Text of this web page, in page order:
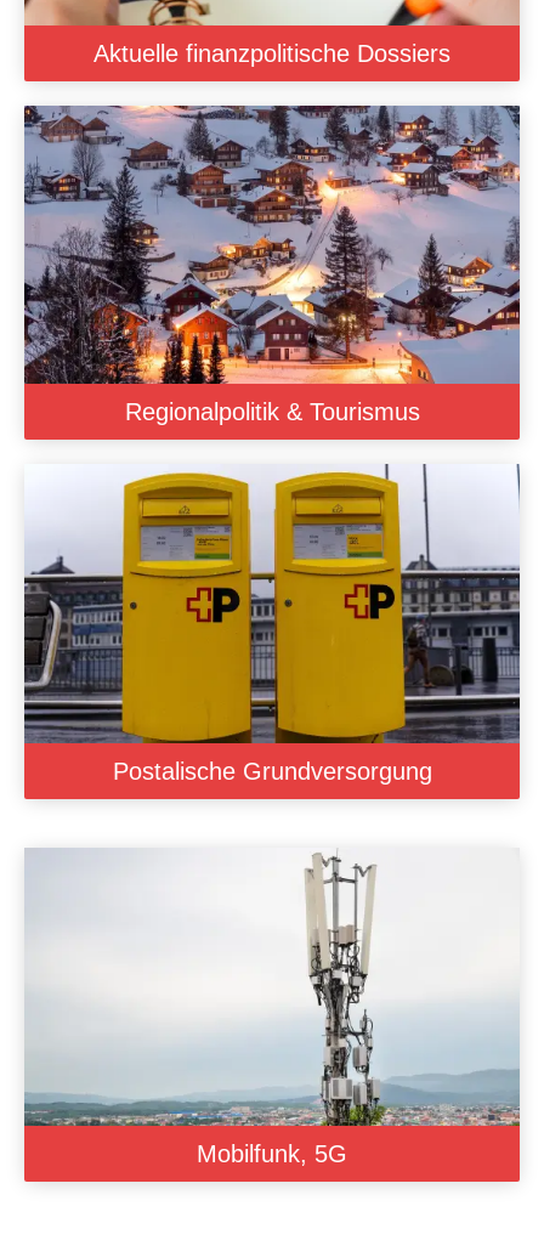
Aktuelle finanzpolitische Dossiers
Regionalpolitik & Tourismus
Postalische Grundversorgung
Mobilfunk, 5G